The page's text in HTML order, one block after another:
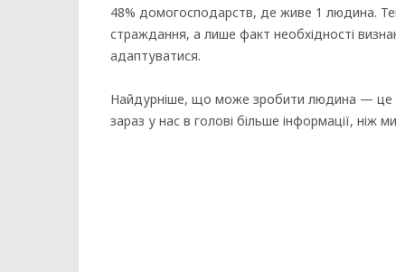
48% домогосподарств, де живе 1 людина.
страждання, а лише факт необхідності
адаптуватися.
Найдурніше, що може зробити людина — це
зараз у нас в голові більше інформації, ніж